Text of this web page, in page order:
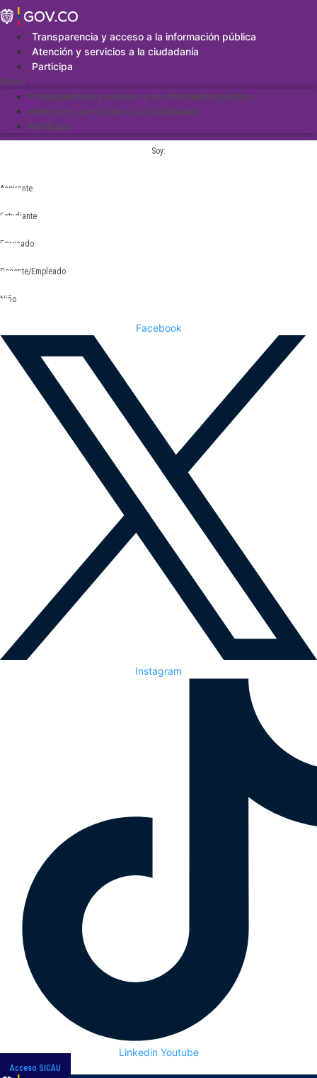
Saltar
al
contenidoTransparencia y acceso a la información pública
Atención y servicios a la ciudadanía
Participa
Menu
Transparencia y acceso a la información pública
Atención y servicios a la ciudadanía
Participa
Soy:
Aspirante
Estudiante
Egresado
Docente/Empleado
Niño
Facebook
Instagram
Linkedin Youtube
Acceso SICAU